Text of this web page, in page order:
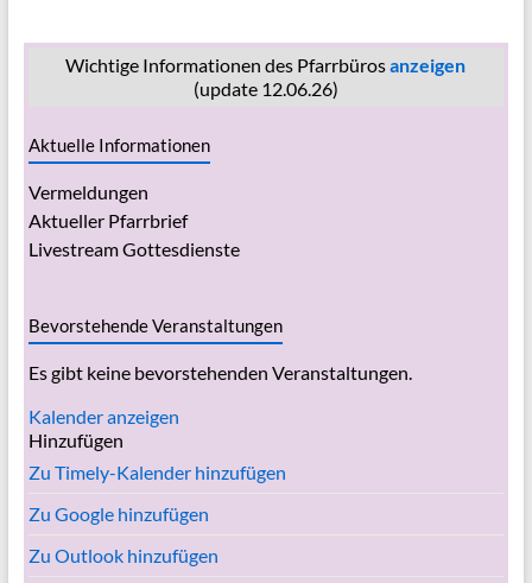
Wichtige Informationen des Pfarrbürosanzeigen
(update 12.06.26)
Aktuelle Informationen
Vermeldungen
Aktueller Pfarrbrief
Livestream Gottesdienste
Bevorstehende Veranstaltungen
Es gibt keine bevorstehenden Veranstaltungen.
Kalender anzeigen
Hinzufügen
Zu Timely-Kalender hinzufügen
Zu Google hinzufügen
Zu Outlook hinzufügen